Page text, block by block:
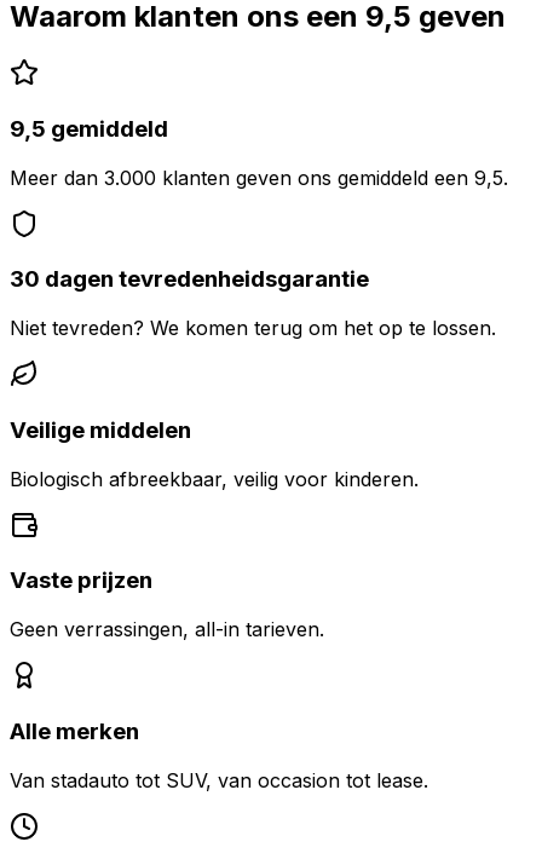
Waarom klanten ons een 9,5 geven
9,5 gemiddeld
Meer dan 3.000 klanten geven ons gemiddeld een 9,5.
30 dagen tevredenheidsgarantie
Niet tevreden? We komen terug om het op te lossen.
Veilige middelen
Biologisch afbreekbaar, veilig voor kinderen.
Vaste prijzen
Geen verrassingen, all-in tarieven.
Alle merken
Van stadauto tot SUV, van occasion tot lease.